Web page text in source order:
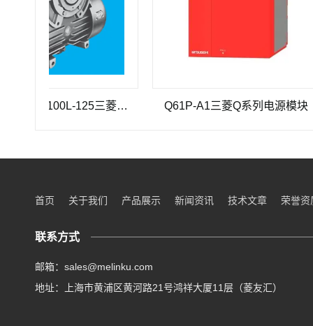
三菱重工SEHV100L-125三菱重工蜗轮蜗杆减速机SEHV100L-125 Q61P-A1三菱Q系列电源模块
首页 关于我们 产品展示 新闻资讯 技术文章 荣誉资
联系方式
邮箱：sales@melinku.com
地址：上海市黄浦区黄河路21号鸿祥大厦11层（菱友汇）